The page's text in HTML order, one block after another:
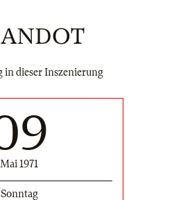
in dieser Inszenierung
Mai 1971
Sonntag